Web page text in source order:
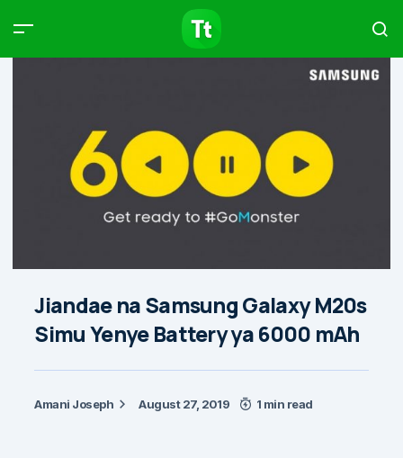
Jiandae na Samsung Galaxy M20s
Simu Yenye Battery ya 6000 mAh
Amani Joseph August 27, 2019 1 min read
Products Articles
Type to start searching…